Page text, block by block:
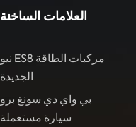
العلامات الساخنة
نيو ES8 مركبات الطاقة
الجديدة
بي واي دي سونغ برو
سيارة مستعملة